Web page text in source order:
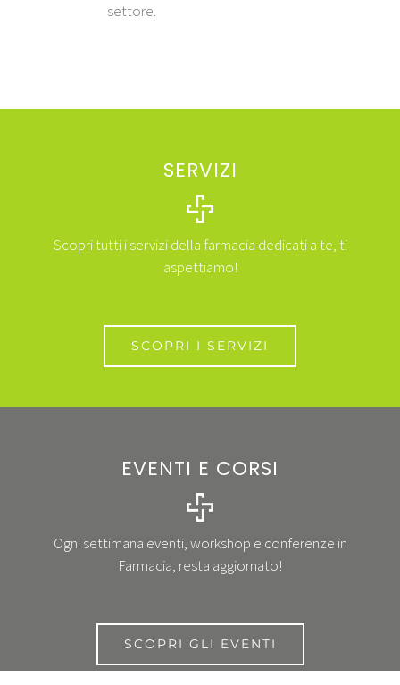
settore.
SERVIZI
Scopri tutti i servizi della farmacia dedicati a te, ti
aspettiamo!
SCOPRI I SERVIZI
EVENTI E CORSI
Ogni settimana eventi, workshop e conferenze in
Farmacia, resta aggiornato!
SCOPRI GLI EVENTI